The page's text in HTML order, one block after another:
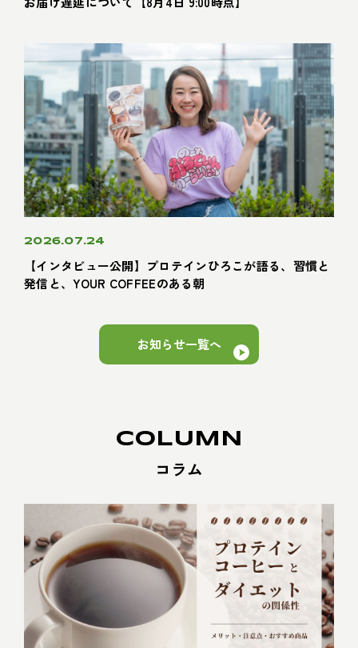
2026.07.24
【インタビュー公開】プロテインひろこが語る、習慣と
発信と、YOUR COFFEEのある朝
お知らせ一覧へ
COLUMN
コラム